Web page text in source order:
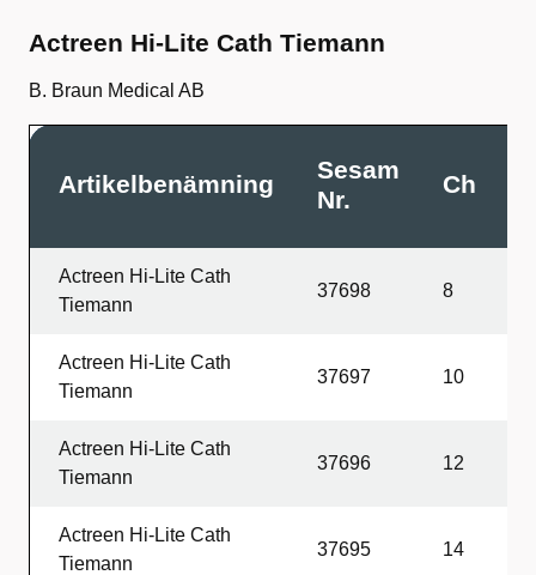
Actreen Hi-Lite Cath Tiemann
B. Braun Medical AB
Artikelbenämning
Sesam
Nr.
Ch
Actreen Hi-Lite Cath
Tiemann
37698 8
Actreen Hi-Lite Cath
Tiemann
37697 10
Actreen Hi-Lite Cath
Tiemann
37696 12
Actreen Hi-Lite Cath
Tiemann
37695 14